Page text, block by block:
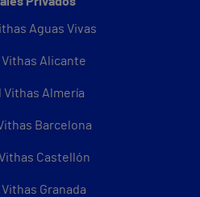
Aguas Vivas
Alicante
Vithas Almería
Barcelona
Castellón
Granada